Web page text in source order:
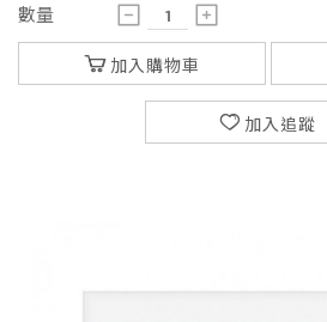
數量
加入購物車
加入追蹤